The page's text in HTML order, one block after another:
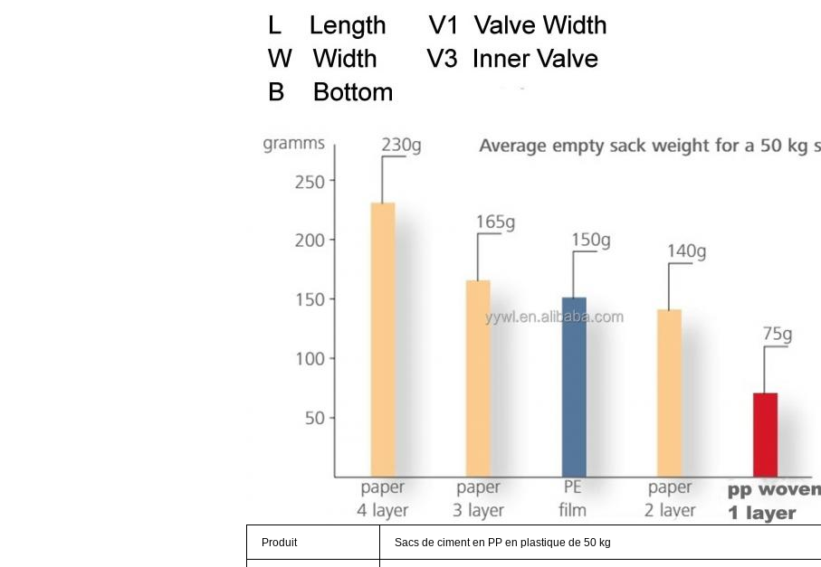
Produit Sacs de ciment en PP en plastique de 50 kg